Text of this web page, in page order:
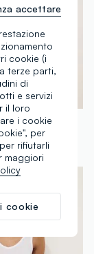
cookie (i
terze parti,
di
e servizi
il loro
i cookie
per
rifiutarli
maggiori
cookie
accettare